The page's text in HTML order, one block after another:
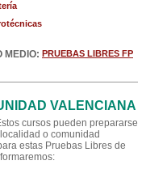
MEDIO: PRUEBAS LIBRES FP
VALENCIANA
cursos pueden prepararse
o comunidad
estas Pruebas Libres de